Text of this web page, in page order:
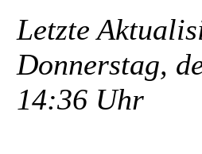
Letzte
Donnerstag,
14:36 Uhr